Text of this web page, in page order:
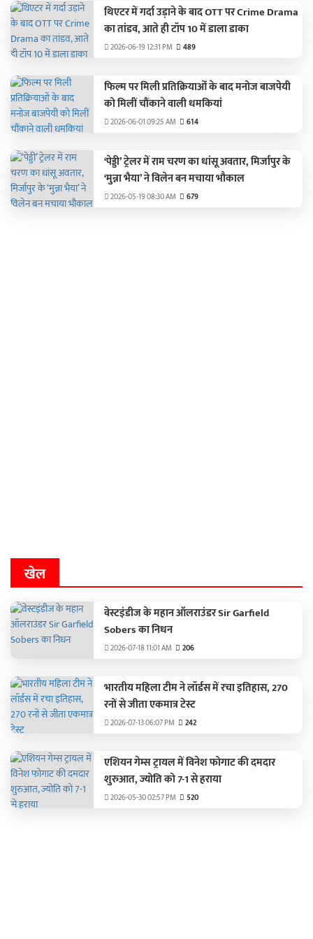
थिएटर में गर्दा उड़ाने के बाद OTT पर Crime Drama
का तांडव, आते ही टॉप 10 में डाला डाका
2026-06-19 12:31 PM 489
फिल्म पर मिली प्रतिक्रियाओं के बाद मनोज बाजपेयी
को मिलीं चौंकाने वाली धमकियां
2026-06-01 09:25 AM 614
‘पेड्डी’ ट्रेलर में राम चरण का धांसू अवतार, मिर्जापुर के
‘मुन्ना भैया’ ने विलेन बन मचाया भौकाल
2026-05-19 08:30 AM 679
खेल
वेस्टइंडीज के महान ऑलराउंडर Sir Garfield
Sobers का निधन
2026-07-18 11:01 AM 206
भारतीय महिला टीम ने लॉर्डस में रचा इतिहास, 270
रनों से जीता एकमात्र टेस्ट
2026-07-13 06:07 PM 242
एशियन गेम्स ट्रायल में विनेश फोगाट की दमदार
शुरुआत, ज्योति को 7-1 से हराया
2026-05-30 02:57 PM 520